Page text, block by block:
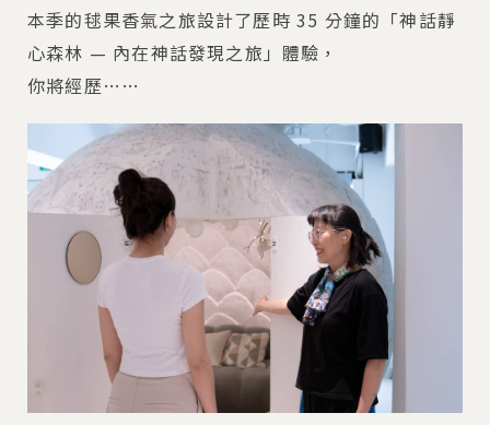
本季的毬果香氣之旅設計了歷時 35 分鐘的「神話靜
心森林 — 內在神話發現之旅」體驗，
你將經歷……